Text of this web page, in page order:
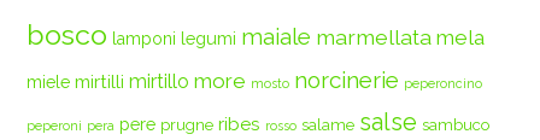
bosco lamponi legumi maiale marmellata mela
miele mirtilli mirtillo more mosto norcinerie peperoncino
peperoni pera pere prugne ribes rosso salame salse sambuco